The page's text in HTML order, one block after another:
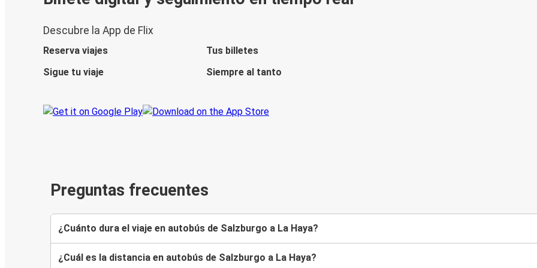
Descubre la App de Flix
Reserva viajes
Tus billetes
Sigue tu viaje
Siempre al tanto
Preguntas frecuentes
¿Cuánto dura el viaje en autobús de Salzburgo a La Haya?
¿Cuál es la distancia en autobús de Salzburgo a La Haya?